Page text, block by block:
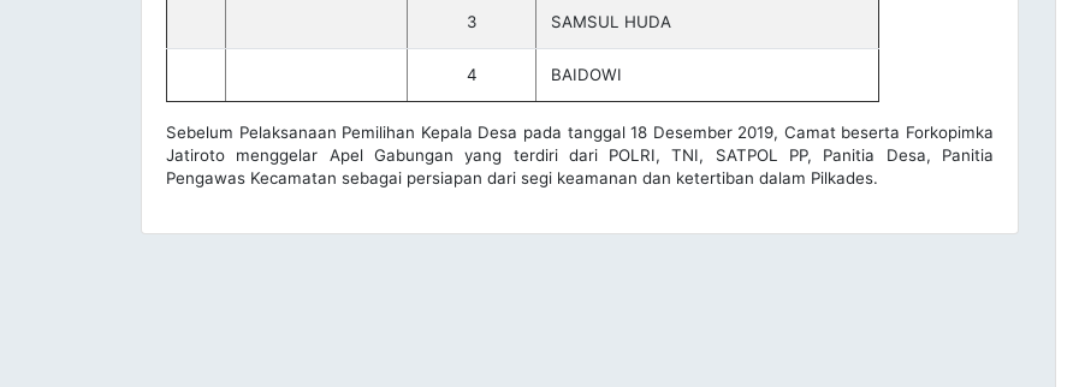
3 SAMSUL HUDA
4 BAIDOWI
Sebelum Pelaksanaan Pemilihan Kepala Desa pada tanggal 18 Desember 2019, Camat beserta Forkopimka
Jatiroto menggelar Apel Gabungan yang terdiri dari POLRI, TNI, SATPOL PP, Panitia Desa, Panitia
Pengawas Kecamatan sebagai persiapan dari segi keamanan dan ketertiban dalam Pilkades.